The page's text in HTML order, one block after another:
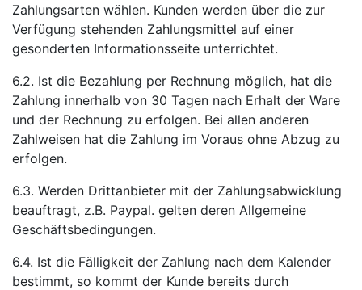
Zahlungsarten wählen. Kunden werden über die zur
Verfügung stehenden Zahlungsmittel auf einer
gesonderten Informationsseite unterrichtet.
6.2. Ist die Bezahlung per Rechnung möglich, hat die
Zahlung innerhalb von 30 Tagen nach Erhalt der Ware
und der Rechnung zu erfolgen. Bei allen anderen
Zahlweisen hat die Zahlung im Voraus ohne Abzug zu
erfolgen.
6.3. Werden Drittanbieter mit der Zahlungsabwicklung
beauftragt, z.B. Paypal. gelten deren Allgemeine
Geschäftsbedingungen.
6.4. Ist die Fälligkeit der Zahlung nach dem Kalender
bestimmt, so kommt der Kunde bereits durch